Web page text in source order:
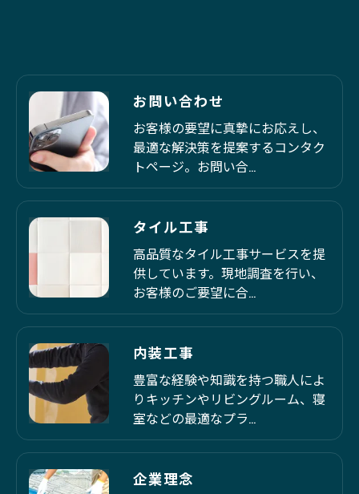
お問い合わせ
お客様の要望に真摯にお応えし、
最適な解決策を提案するコンタク
トページ。お問い合…
タイル工事
高品質なタイル工事サービスを提
供しています。現地調査を行い、
お客様のご要望に合…
内装工事
豊富な経験や知識を持つ職人によ
りキッチンやリビングルーム、寝
室などの最適なプラ…
企業理念